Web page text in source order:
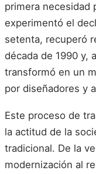
primera necesidad
experimentó el
setenta, recuperó
década de 1990 y,
transformó en un
por diseñadores y
Este proceso de
la actitud de la
tradicional. De la
modernización al